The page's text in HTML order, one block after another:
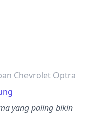
bintang lima
Chevrolet Optra
yang paling bikin